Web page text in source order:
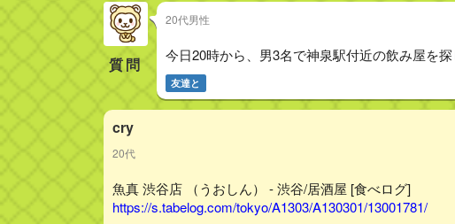
質問
20代男性
今日20時から、男3名で神泉駅付近の飲み屋を
友達と
cry
20代
魚真 渋谷店 （うおしん） - 渋谷/居酒屋 [食べログ]
https://s.tabelog.com/tokyo/A1303/A130301/13001781/